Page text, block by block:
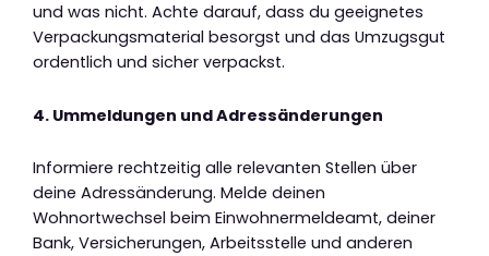
und was nicht. Achte darauf, dass du geeignetes
Verpackungsmaterial besorgst und das Umzugsgut
ordentlich und sicher verpackst.
4. Ummeldungen und Adressänderungen
Informiere rechtzeitig alle relevanten Stellen über
deine Adressänderung. Melde deinen
Wohnortwechsel beim Einwohnermeldeamt, deiner
Bank, Versicherungen, Arbeitsstelle und anderen